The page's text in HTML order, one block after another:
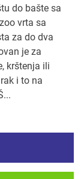
do bašte sa
vrta sa
za do dva
je za
krštenja ili
i to na